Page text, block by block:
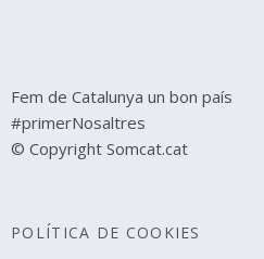
Fem de Catalunya un bon país
#primerNosaltres
© Copyright Somcat.cat
POLÍTICA DE COOKIES